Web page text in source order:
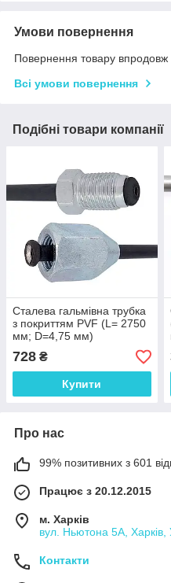
Умови повернення
Повернення товару впродовж
Всі умови повернення
Подібні товари компанії
Сталева гальмівна трубка
з покриттям PVF (L= 2750
мм; D=4,75 мм)
універсальна з
наконечниками 105/110х -
WP1685PVF
728 ₴
Купити
Про нас
99% позитивних з 601
Працює з 20.12.2015
м. Харків
вул. Ньютона 5А, Харків,
Контакти